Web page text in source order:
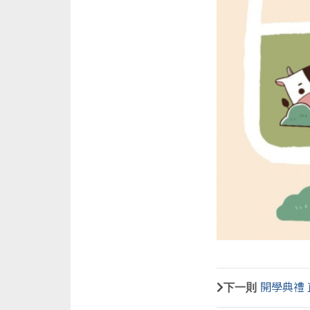
下一則 開學典禮